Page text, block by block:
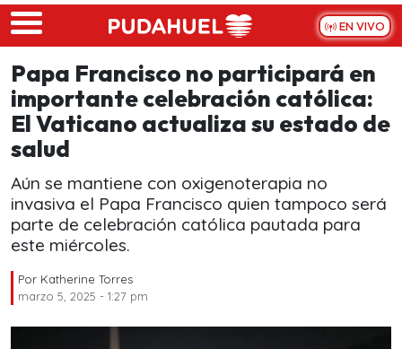
Skip to main content
EN VIVO
Papa Francisco no participará en
importante celebración católica:
El Vaticano actualiza su estado de
salud
Aún se mantiene con oxigenoterapia no
invasiva el Papa Francisco quien tampoco será
parte de celebración católica pautada para
este miércoles.
Por Katherine Torres
marzo 5, 2025 - 1:27 pm